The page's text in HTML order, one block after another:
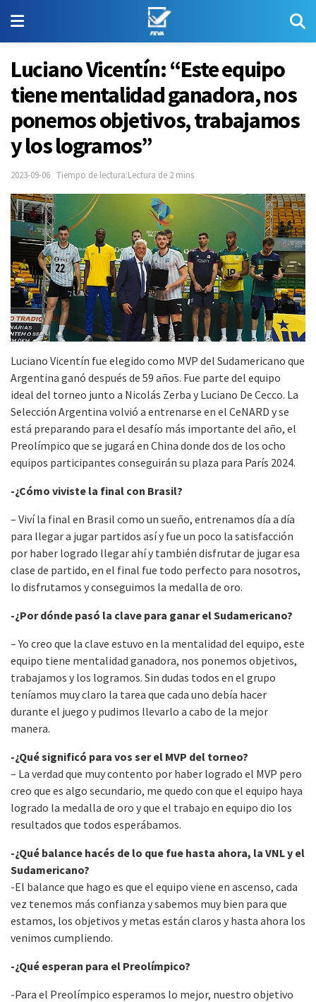
Luciano Vicentín: “Este equipo
tiene mentalidad ganadora, nos
ponemos objetivos, trabajamos
y los logramos”
2023-09-06 Tiempo de lectura:Lectura de 2 mins
Luciano Vicentín fue elegido como MVP del Sudamericano que
Argentina ganó después de 59 años. Fue parte del equipo
ideal del torneo junto a Nicolás Zerba y Luciano De Cecco. La
Selección Argentina volvió a entrenarse en el CeNARD y se
está preparando para el desafío más importante del año, el
Preolímpico que se jugará en China donde dos de los ocho
equipos participantes conseguirán su plaza para París 2024.
-¿Cómo viviste la final con Brasil?
– Viví la final en Brasil como un sueño, entrenamos día a día
para llegar a jugar partidos así y fue un poco la satisfacción
por haber logrado llegar ahí y también disfrutar de jugar esa
clase de partido, en el final fue todo perfecto para nosotros,
lo disfrutamos y conseguimos la medalla de oro.
-¿Por dónde pasó la clave para ganar el Sudamericano?
– Yo creo que la clave estuvo en la mentalidad del equipo, este
equipo tiene mentalidad ganadora, nos ponemos objetivos,
trabajamos y los logramos. Sin dudas todos en el grupo
teníamos muy claro la tarea que cada uno debía hacer
durante el juego y pudimos llevarlo a cabo de la mejor
manera.
-¿Qué significó para vos ser el MVP del torneo?
– La verdad que muy contento por haber logrado el MVP pero
creo que es algo secundario, me quedo con que el equipo haya
logrado la medalla de oro y que el trabajo en equipo dio los
resultados que todos esperábamos.
-¿Qué balance hacés de lo que fue hasta ahora, la VNL y el
Sudamericano?
-El balance que hago es que el equipo viene en ascenso, cada
vez tenemos más confianza y sabemos muy bien para que
estamos, los objetivos y metas están claros y hasta ahora los
venimos cumpliendo.
-¿Qué esperan para el Preolímpico?
-Para el Preolímpico esperamos lo mejor, nuestro objetivo